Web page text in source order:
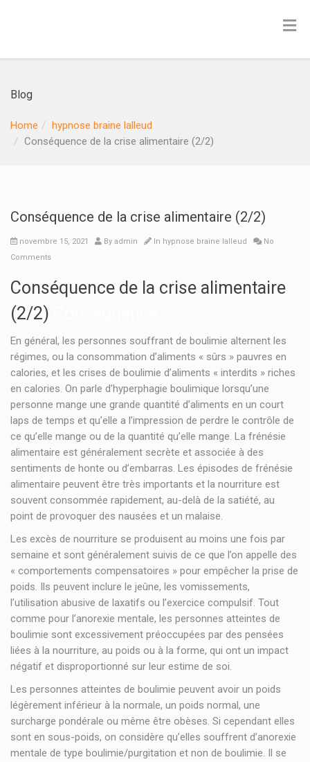
Blog
Home
hypnose braine lalleud
Conséquence de la crise alimentaire (2/2)
Conséquence de la crise alimentaire (2/2)
novembre 15, 2021 By admin In hypnose braine lalleud
No
Comments
Conséquence de la crise alimentaire
(2/2)
En général, les personnes souffrant de boulimie alternent les
régimes, ou la consommation d’aliments « sûrs » pauvres en
calories, et les crises de boulimie d’aliments « interdits » riches
en calories. On parle d’hyperphagie boulimique lorsqu’une
personne mange une grande quantité d’aliments en un court
laps de temps et qu’elle a l’impression de perdre le contrôle de
ce qu’elle mange ou de la quantité qu’elle mange. La frénésie
alimentaire est généralement secrète et associée à des
sentiments de honte ou d’embarras. Les épisodes de frénésie
alimentaire peuvent être très importants et la nourriture est
souvent consommée rapidement, au-delà de la satiété, au
point de provoquer des nausées et un malaise.
Les excès de nourriture se produisent au moins une fois par
semaine et sont généralement suivis de ce que l’on appelle des
« comportements compensatoires » pour empêcher la prise de
poids. Ils peuvent inclure le jeûne, les vomissements,
l’utilisation abusive de laxatifs ou l’exercice compulsif. Tout
comme pour l’anorexie mentale, les personnes atteintes de
boulimie sont excessivement préoccupées par des pensées
liées à la nourriture, au poids ou à la forme, qui ont un impact
négatif et disproportionné sur leur estime de soi.
Les personnes atteintes de boulimie peuvent avoir un poids
légèrement inférieur à la normale, un poids normal, une
surcharge pondérale ou même être obèses. Si cependant elles
sont en sous-poids, on considère qu’elles souffrent d’anorexie
mentale de type boulimie/purgitation et non de boulimie. Il se